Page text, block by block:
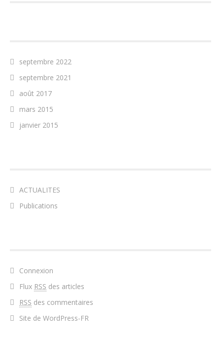
septembre 2022
septembre 2021
août 2017
mars 2015
janvier 2015
ACTUALITES
Publications
Connexion
Flux RSS des articles
RSS des commentaires
Site de WordPress-FR